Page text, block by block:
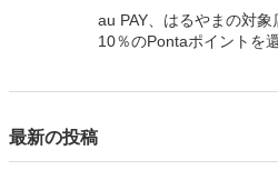
au PAY、はるやまの対
10％のPontaポイントを
最新の投稿